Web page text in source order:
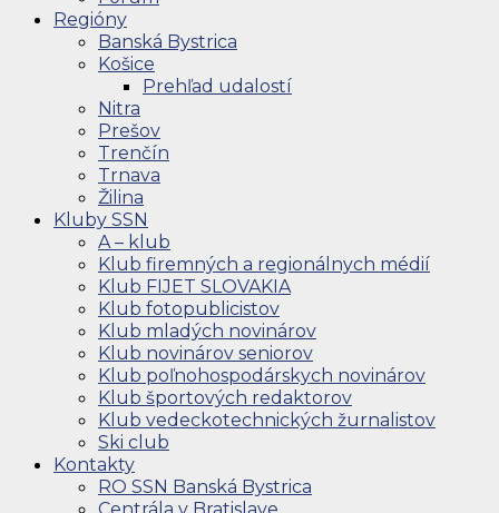
Regióny
Banská Bystrica
Košice
Prehľad udalostí
Nitra
Prešov
Trenčín
Trnava
Žilina
Kluby SSN
A – klub
Klub firemných a regionálnych médií
Klub FIJET SLOVAKIA
Klub fotopublicistov
Klub mladých novinárov
Klub novinárov seniorov
Klub poľnohospodárskych novinárov
Klub športových redaktorov
Klub vedeckotechnických žurnalistov
Ski club
Kontakty
RO SSN Banská Bystrica
Centrála v Bratislave